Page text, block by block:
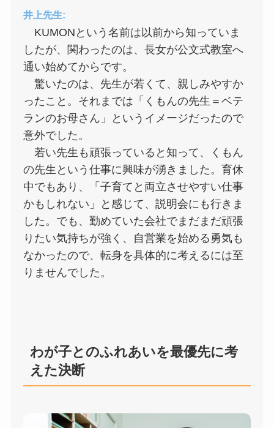
井上先生:
KUMONという名前は以前から知っていま
したが、関わったのは、長女が公文式教室へ
通い始めてからです。
驚いたのは、先生が若くて、親しみやすか
ったこと。それまでは「くもんの先生＝ベテ
ランのお母さん」というイメージだったので
意外でした。
若い先生も頑張っていると知って、くもん
の先生という仕事に興味が湧きました。育休
中でもあり、「子育てと両立させやすい仕事
かもしれない」と感じて、説明会にも行きま
した。でも、勤めていた会社でまだまだ頑張
りたい気持ちが強く、自営業を始める勇気も
なかったので、転身を具体的に考えるには至
りませんでした。
わが子とのふれあいを最優先に考
えた決断